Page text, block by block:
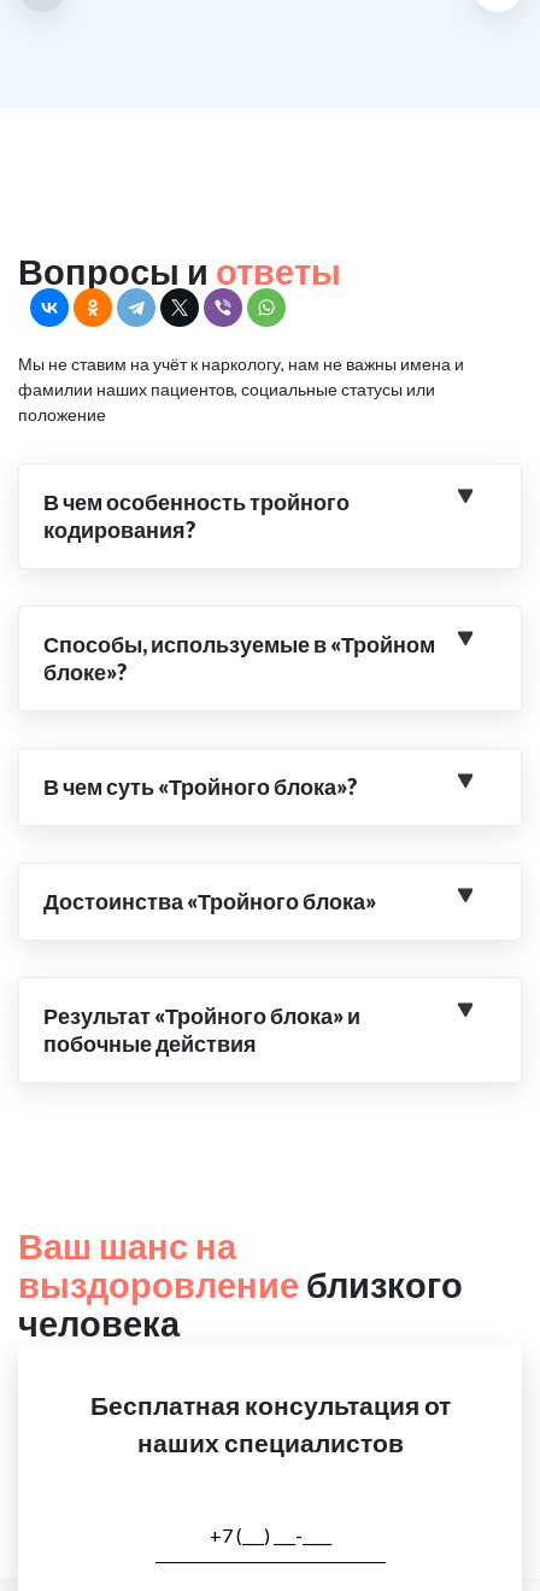
Вопросы и ответы
Мы не ставим на учёт к наркологу, нам не важны имена и
фамилии наших пациентов, социальные статусы или
положение
В чем особенность тройного
кодирования?
Способы, используемые в «Тройном
блоке»?
В чем суть «Тройного блока»?
Достоинства «Тройного блока»
Результат «Тройного блока» и
побочные действия
Ваш шанс на
выздоровление близкого
человека
Бесплатная консультация от
наших специалистов